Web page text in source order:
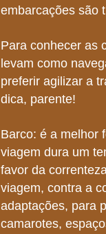
embarcações são
Para conhecer as
levam como
preferir agilizar a
dica, parente!
Barco: é a melhor
viagem dura um
favor da
viagem, contra a
adaptações, para
camarotes,